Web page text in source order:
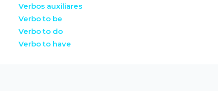
Verbos auxiliares
Verbo to be
Verbo to do
Verbo to have